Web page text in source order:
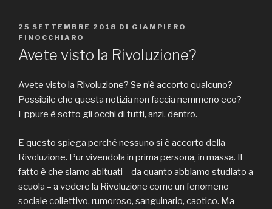
PUBBLICATO
IL
25 SETTEMBRE 2018 DI GIAMPIERO
FINOCCHIARO
Avete visto la Rivoluzione?
Avete visto la Rivoluzione? Se n’è accorto qualcuno?
Possibile che questa notizia non faccia nemmeno eco?
Eppure è sotto gli occhi di tutti, anzi, dentro.
E questo spiega perché nessuno si è accorto della
Rivoluzione. Pur vivendola in prima persona, in massa. Il
fatto è che siamo abituati – da quanto abbiamo studiato a
scuola – a vedere la Rivoluzione come un fenomeno
sociale collettivo, rumoroso, sanguinario, caotico. Ma